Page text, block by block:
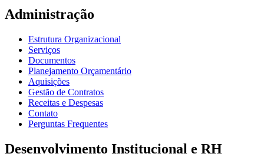
Administração
Estrutura Organizacional
Serviços
Documentos
Planejamento Orçamentário
Aquisições
Gestão de Contratos
Receitas e Despesas
Contato
Perguntas Frequentes
Desenvolvimento Institucional e RH